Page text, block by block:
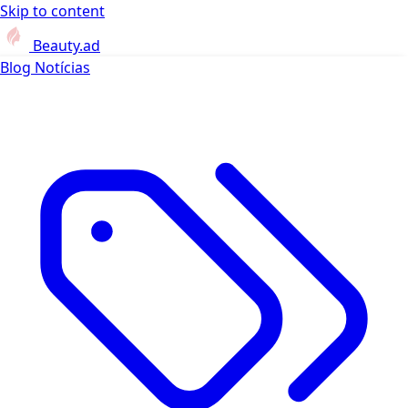
Skip to content
Beauty.ad
Blog Notícias